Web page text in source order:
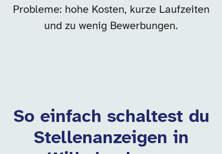
Probleme: hohe Kosten, kurze Laufzeiten
und zu wenig Bewerbungen.
So einfach schaltest du
Stellenanzeigen in